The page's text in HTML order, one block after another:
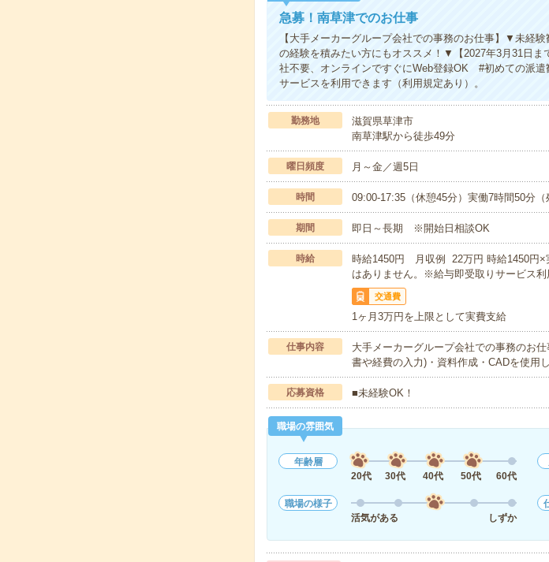
急募！南草津でのお仕事
【大手メーカーグループ会社での事務のお仕事】▼未経
の経験を積みたい方にもオススメ！▼【2027年3月31日
社不要、オンラインですぐにWeb登録OK #初めての派
サービスを利用できます（利用規定あり）。
勤務地
滋賀県草津市
南草津駅から徒歩49分
曜日頻度 月～金／週5日
時間 09:00-17:35（休憩45分）実働7時間50分（
期間 即日～長期 ※開始日相談OK
時給
時給1450円 月収例 22万円 時給1450円
はありません。※給与即受取りサービス利
交通費
1ヶ月3万円を上限として実費支給
仕事内容
大手メーカーグループ会社での事務のお
書や経費の入力)・資料作成・CADを使用
応募資格 ■未経験OK！
職場の雰囲気
年齢層
20代
30代 40代 50代 60代
職場の様子
活気がある
しずか